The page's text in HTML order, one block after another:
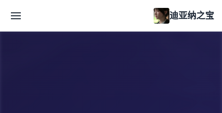
迪亚纳之宝